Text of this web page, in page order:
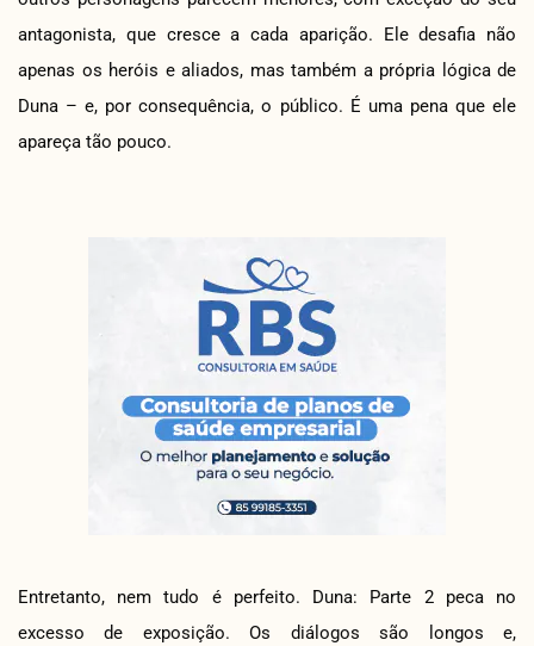
antagonista, que cresce a cada aparição. Ele desafia não
apenas os heróis e aliados, mas também a própria lógica de
Duna – e, por consequência, o público. É uma pena que ele
apareça tão pouco.
Entretanto, nem tudo é perfeito. Duna: Parte 2 peca no
excesso de exposição. Os diálogos são longos e,